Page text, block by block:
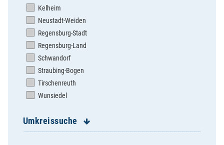
Biburg-Maria Immaculata
Einmuß-Maria Immaculata
Elsendorf-Maria Immaculata
Großgundertshausen-Hl. Kreuz
Herrnwahlthann-St. Andreas
Hienheim-St. Georg
Ihrlerstein-St. Josef
Irnsing-St. Mariä Geburt
Kapfelberg-Maria Immaculata
Kelheim
Neustadt-Weiden
Regensburg-Stadt
Regensburg-Land
Schwandorf
Straubing-Bogen
Tirschenreuth
Wunsiedel
Umkreissuche